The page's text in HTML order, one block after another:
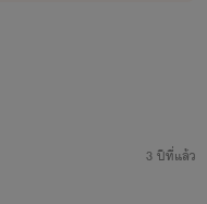
3 ปีที่แล้ว